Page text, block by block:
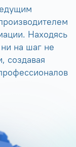
Находясь
на шаг не
создавая